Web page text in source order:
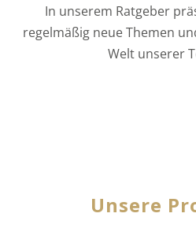
In unserem Ratgeber
regelmäßig neue Themen
Welt unserer
Unsere